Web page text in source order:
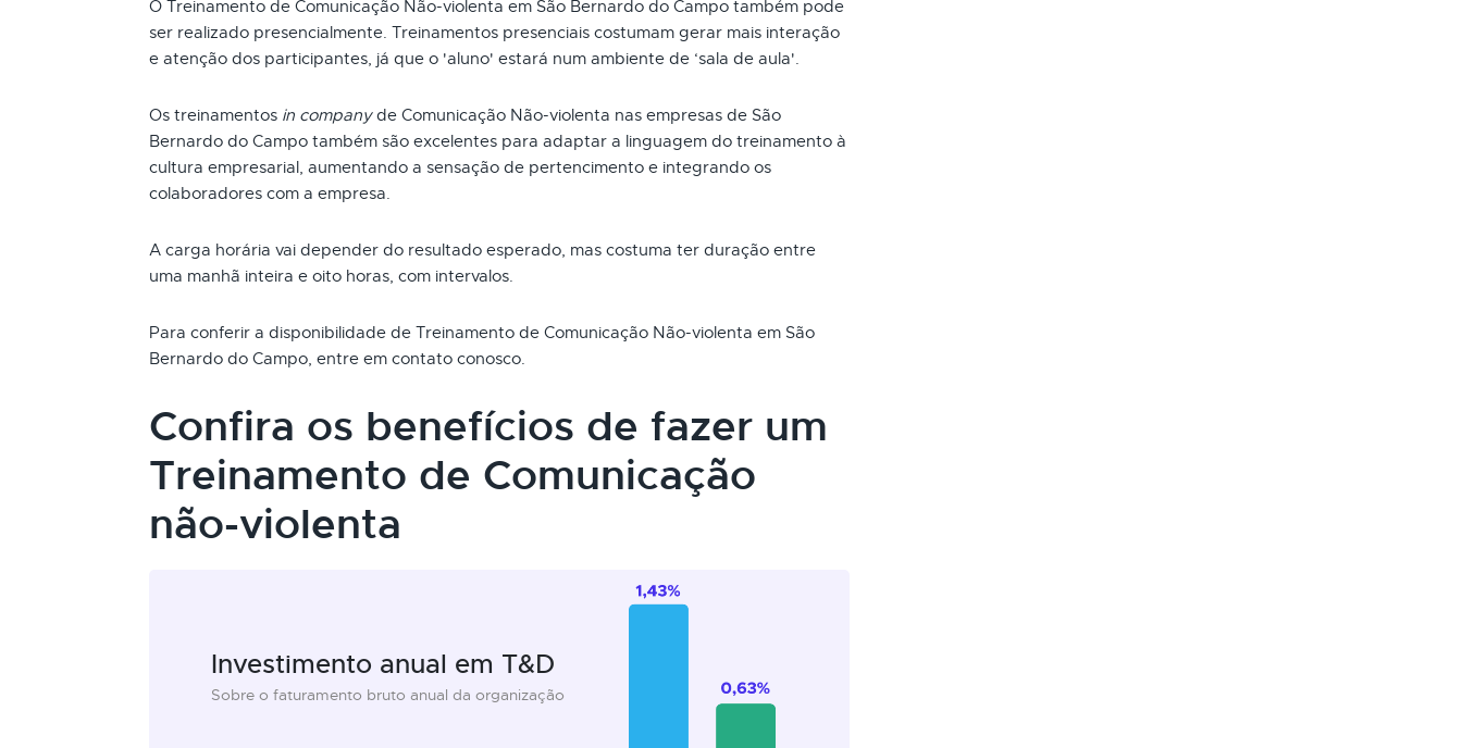
O Treinamento de Comunicação Não-violenta em São Bernardo do Campo também pode
ser realizado presencialmente. Treinamentos presenciais costumam gerar mais interação
e atenção dos participantes, já que o 'aluno' estará num ambiente de ‘sala de aula'.
Os treinamentos in companyde Comunicação Não-violenta nas empresas de São
Bernardo do Campo também são excelentes para adaptar a linguagem do treinamento à
cultura empresarial, aumentando a sensação de pertencimento e integrando os
colaboradores com a empresa.
A carga horária vai depender do resultado esperado, mas costuma ter duração entre
uma manhã inteira e oito horas, com intervalos.
Para conferir a disponibilidade de Treinamento de Comunicação Não-violenta em São
Bernardo do Campo, entre em contato conosco.
Confira os benefícios de fazer um
Treinamento de Comunicação
não-violenta
Investimento anual em T&D
Sobre o faturamento bruto anual da organização